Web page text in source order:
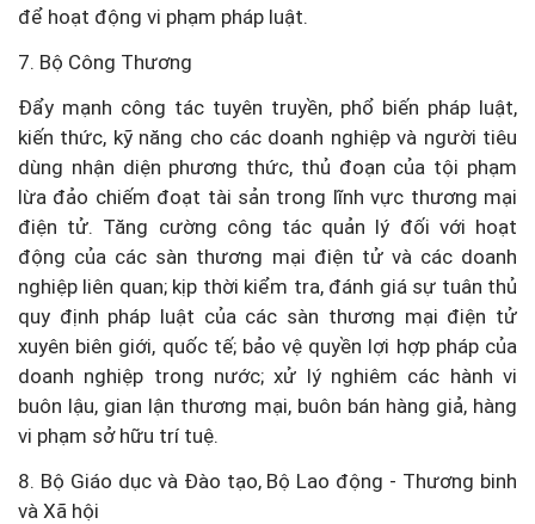
để hoạt động vi phạm pháp luật.
7. Bộ Công Thương
Đẩy mạnh công tác tuyên truyền, phổ biến pháp luật,
kiến thức, kỹ năng cho các doanh nghiệp và người tiêu
dùng nhận diện phương thức, thủ đoạn của tội phạm
lừa đảo chiếm đoạt tài sản trong lĩnh vực thương mại
điện tử. Tăng cường công tác quản lý đối với hoạt
động của các sàn thương mại điện tử và các doanh
nghiệp liên quan; kịp thời kiểm tra, đánh giá sự tuân thủ
quy định pháp luật của các sàn thương mại điện tử
xuyên biên giới, quốc tế; bảo vệ quyền lợi hợp pháp của
doanh nghiệp trong nước; xử lý nghiêm các hành vi
buôn lậu, gian lận thương mại, buôn bán hàng giả, hàng
vi phạm sở hữu trí tuệ.
8. Bộ Giáo dục và Đào tạo, Bộ Lao động - Thương binh
và Xã hội